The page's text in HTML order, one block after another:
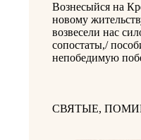
Вознесыйся на
новому
возвесели нас
сопостаты,/
непобедимую
СВЯТЫЕ,